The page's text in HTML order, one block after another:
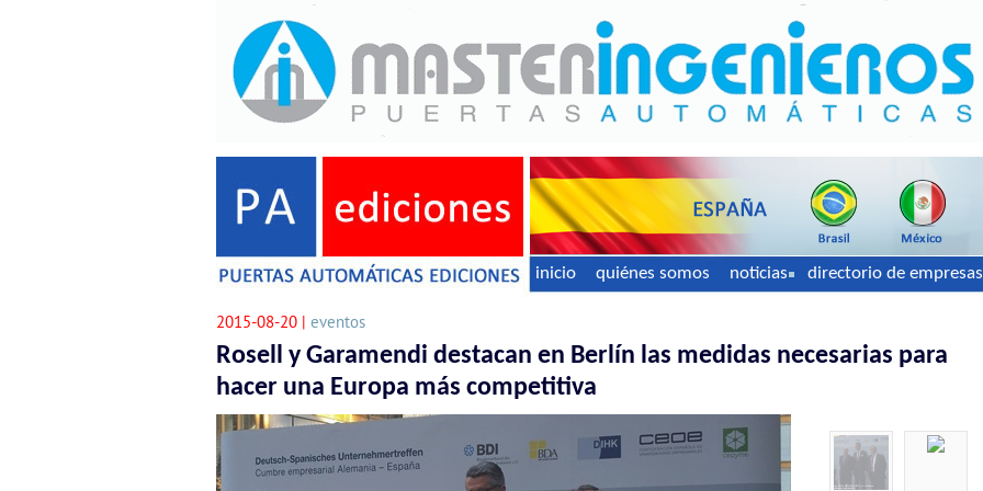
inicio quiénes somos noticias directorio de empresas
2015-08-20 | eventos
Rosell y Garamendi destacan en Berlín las medidas necesarias para
hacer una Europa más competitiva